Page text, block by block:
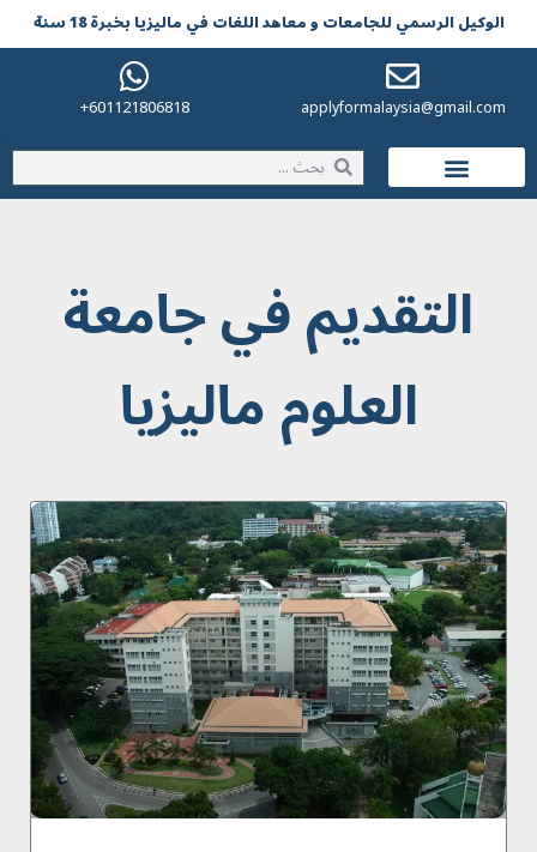
الوکیل الرسمي للجامعات و معاهد اللغات في مالیزیا بخبرة 18 سنة
applyformalaysia@gmail.com
601121806818+
التقديم في جامعة
العلوم ماليزيا